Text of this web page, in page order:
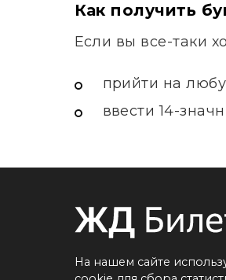
Как получить
Если вы все-таки
прийти на
ввести 14-
На нашем сайте